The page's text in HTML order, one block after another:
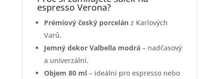
espresso Verona?
Prémiový český porcelánz Karlových
Varů.
Jemný dekor Valbella modrá– nadčasový
a univerzální.
Objem 80 ml– ideální pro espresso nebo